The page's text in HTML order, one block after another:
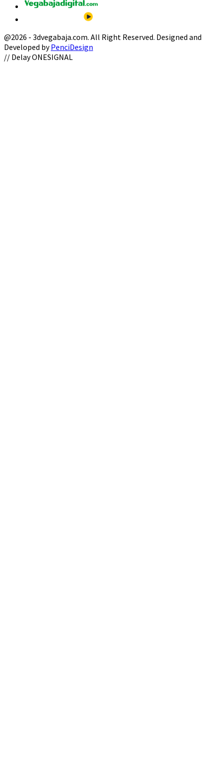
@2026 - 3dvegabaja.com. All Right Reserved. Designed and
Developed byPenciDesign
Facebook
Twitter
Instagram
Youtube
Email
// Delay ONESIGNAL